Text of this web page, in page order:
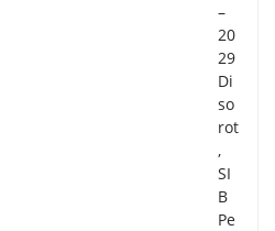
–
20
29
Di
so
rot
,
SI
B
Pe